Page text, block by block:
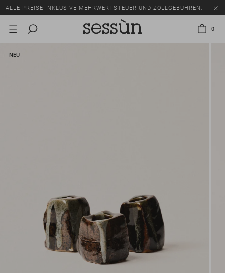
ALLE PREISE INKLUSIVE MEHRWERTSTEUER UND ZOLLGEBÜHREN.
SALE: BIS ZU -50% AUF EINE AUSWAHL AN ARTIKELN.
0
NEU